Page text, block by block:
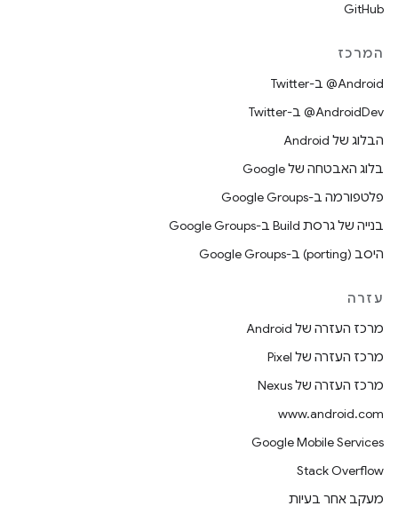
GitHub
המרכז
‎@Android ב-Twitter
‎@AndroidDev ב-Twitter
הבלוג של Android
בלוג האבטחה של Google
פלטפורמה ב-Google Groups
בנייה של גרסת Build ב-Google Groups
היסב (porting) ב-Google Groups
עזרה
מרכז העזרה של Android
מרכז העזרה של Pixel
מרכז העזרה של Nexus
www.android.com
Google Mobile Services
Stack Overflow
מעקב אחר בעיות